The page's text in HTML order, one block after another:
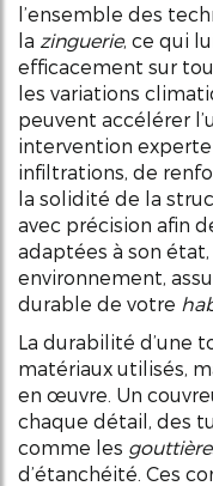
l’ensemble des
la zinguerie, ce qui
efficacement sur
les variations
peuvent accélérer
intervention
infiltrations, de
la solidité de la
avec précision afin
adaptées à son
environnement,
durable de votre
La durabilité d’une
matériaux utilisés,
en œuvre. Un
chaque détail, des
comme les
d’étanchéité. Ces